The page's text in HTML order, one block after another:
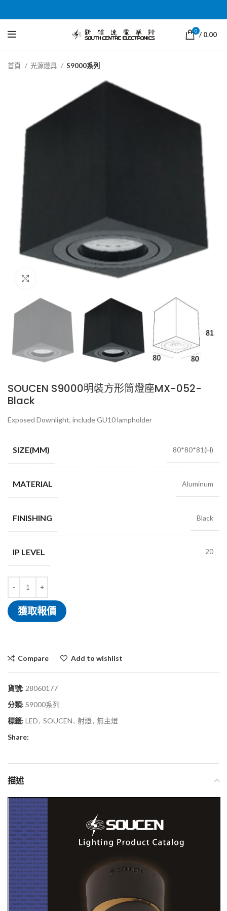
0 / 0.00
首頁 光源燈具 S9000系列
SOUCEN S9000明裝方形筒燈座MX-052-
Black
Exposed Downlight, include GU10 lampholder
SIZE(MM) 80*80*81(H)
MATERIAL Aluminum
FINISHING Black
IP LEVEL 20
獲取報價
Compare Add to wishlist
貨號: 28060177
分類: S9000系列
標籤: LED, SOUCEN, 射燈, 無主燈
Share:
描述